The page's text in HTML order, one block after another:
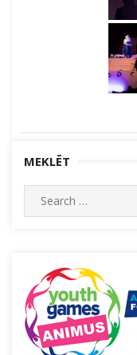
MEKLĒT
Search
for: